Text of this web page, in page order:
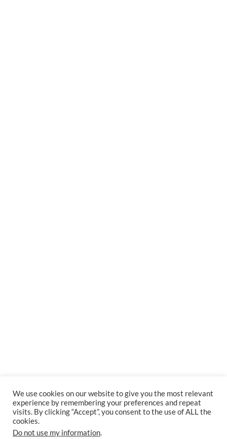
We use cookies on our website to give you the most relevant
experience by remembering your preferences and repeat
visits. By clicking “Accept”, you consent to the use of ALL the
cookies.
Do not use my information.